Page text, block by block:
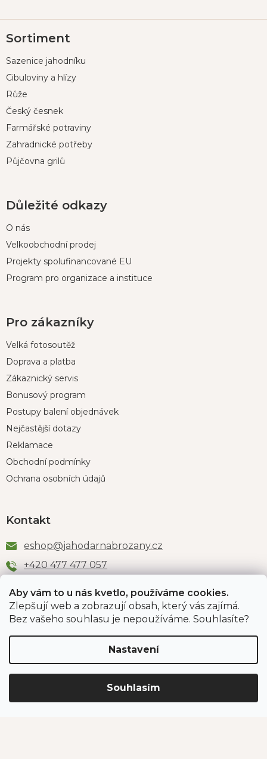
Aby vám to u nás kvetlo, používáme cookies.
Zlepšují web a zobrazují obsah, který vás zajímá.
Bez vašeho souhlasu je nepoužíváme. Souhlasíte?
Nastavení
Souhlasím
á
a
Sortiment
Sazenice jahodníku
Cibuloviny a hlízy
Růže
Český česnek
Farmářské potraviny
Zahradnické potřeby
Půjčovna grilů
Důležité odkazy
O nás
Velkoobchodní prodej
Projekty spolufinancované EU
Program pro organizace a instituce
Pro zákazníky
Velká fotosoutěž
Doprava a platba
Zákaznický servis
Bonusový program
Postupy balení objednávek
Nejčastější dotazy
Reklamace
Obchodní podmínky
Ochrana osobních údajů
Kontakt
eshop@jahodarnabrozany.cz
+420 477 477 057
Odběr newsletteru
PŘIHLÁSIT SE